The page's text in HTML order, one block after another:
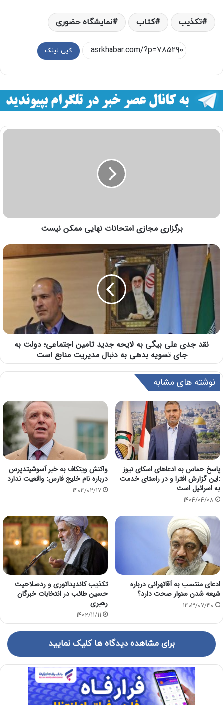
تکذیب کتاب نمایشگاه حضوری
کپی لینک
برگزاری مجازی امتحانات نهایی ممکن نیست
نقد جدی علی بیگی به لایحه جدید تامین اجتماعی؛ دولت به
جای تسویه بدهی به دنبال مدیریت منابع است
نوشته های مشابه
پاسخ حماس به ادعاهای اسکای نیوز
:این گزارش افترا و در راستای خدمت
به اسرائیل است
1404/04/08
واکنش ویتکاف به خبر آسوشیتدپرس
درباره نام خلیج فارس: واقعیت ندارد
1404/02/17
ادعای منتسب به آقاتهرانی درباره
شیعه شدن سنوار صحت دارد؟
1403/07/30
تکذیب کاندیداتوری و ردصلاحیت
حسین طائب در انتخابات خبرگان
رهبری
1402/11/11
برای مشاهده دیدگاه ها کلیک نمایید